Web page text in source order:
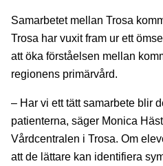
Samarbetet mellan Trosa
Trosa har vuxit fram ur ett
att öka förståelsen mellan
regionens primärvård.
– Har vi ett tätt samarbete blir
patienterna, säger Monica
Vårdcentralen i Trosa. Om
att de lättare kan identifiera